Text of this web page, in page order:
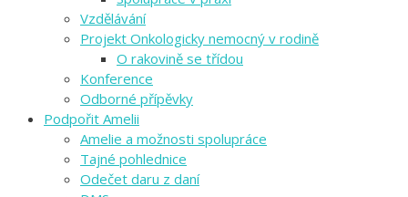
Vzdělávání
Projekt Onkologicky nemocný v rodině
O rakovině se třídou
Konference
Odborné přípěvky
Podpořit Amelii
Amelie a možnosti spolupráce
Tajné pohlednice
Odečet daru z daní